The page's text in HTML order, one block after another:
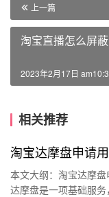
上一篇
淘宝直播怎么屏
2023年2月17日
相关推荐
淘宝达摩盘申请
本文大纲：淘宝达摩
达摩盘是一项基础服